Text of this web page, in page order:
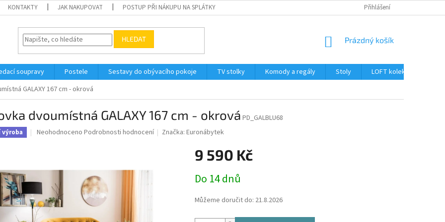
KONTAKTY JAK NAKUPOVAT POSTUP PŘI NÁKUPU NA SPLÁTKY OBCHODNÍ PODMÍNKY PODMÍNKY
Přihlášení
HLEDAT
NÁKUPNÍ
Prázdný košík
soupravy Postele Sestavy do obývacího pokoje TV stolky Komody a regály Stoly LOFT kolekce
GALAXY 167 cm - okrová
dvoumístná GALAXY 167 cm - okrová PD_GALBLU68
Průměrné
0,0
hvězdiček.
Neohodnoceno Podrobnosti hodnocení Značka:Euronábytek
9 590 Kč
cena:
Do 14 dnů
Můžeme doručit do: 21.8.2026